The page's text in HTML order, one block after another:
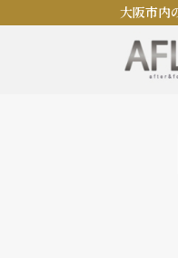
大阪市内